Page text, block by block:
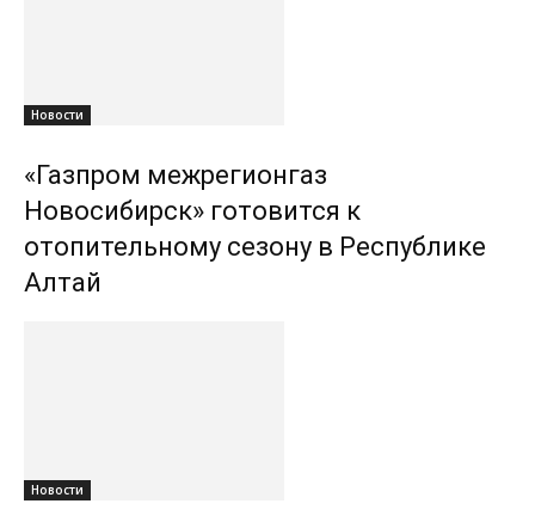
Новости
«Газпром межрегионгаз
Новосибирск» готовится к
отопительному сезону в Республике
Алтай
Новости